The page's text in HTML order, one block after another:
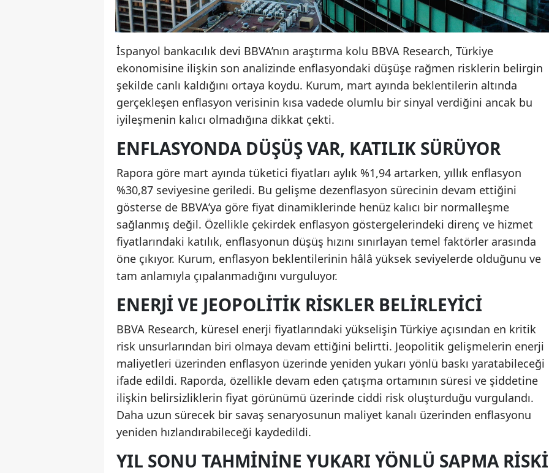
İspanyol bankacılık devi BBVA’nın araştırma kolu BBVA Research, Türkiye
ekonomisine ilişkin son analizinde enflasyondaki düşüşe rağmen risklerin belirgin
şekilde canlı kaldığını ortaya koydu. Kurum, mart ayında beklentilerin altında
gerçekleşen enflasyon verisinin kısa vadede olumlu bir sinyal verdiğini ancak bu
iyileşmenin kalıcı olmadığına dikkat çekti.
ENFLASYONDA DÜŞÜŞ VAR, KATILIK SÜRÜYOR
Rapora göre mart ayında tüketici fiyatları aylık %1,94 artarken, yıllık enflasyon
%30,87 seviyesine geriledi. Bu gelişme dezenflasyon sürecinin devam ettiğini
gösterse de BBVA’ya göre fiyat dinamiklerinde henüz kalıcı bir normalleşme
sağlanmış değil. Özellikle çekirdek enflasyon göstergelerindeki direnç ve hizmet
fiyatlarındaki katılık, enflasyonun düşüş hızını sınırlayan temel faktörler arasında
öne çıkıyor. Kurum, enflasyon beklentilerinin hâlâ yüksek seviyelerde olduğunu ve
tam anlamıyla çıpalanmadığını vurguluyor.
ENERJI VE JEOPOLITIK RISKLER BELIRLEYICI
BBVA Research, küresel enerji fiyatlarındaki yükselişin Türkiye açısından en kritik
risk unsurlarından biri olmaya devam ettiğini belirtti. Jeopolitik gelişmelerin enerji
maliyetleri üzerinden enflasyon üzerinde yeniden yukarı yönlü baskı yaratabileceği
ifade edildi. Raporda, özellikle devam eden çatışma ortamının süresi ve şiddetine
ilişkin belirsizliklerin fiyat görünümü üzerinde ciddi risk oluşturduğu vurgulandı.
Daha uzun sürecek bir savaş senaryosunun maliyet kanalı üzerinden enflasyonu
yeniden hızlandırabileceği kaydedildi.
YIL SONU TAHMININE YUKARI YÖNLÜ SAPMA RISKI